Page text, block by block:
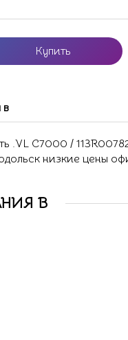
Купить
в
C7000 /
низкие цены
В